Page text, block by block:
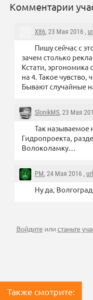
Комментарии
X86, 23 Мая 2016 , url
Пишу сейчас с
зачем столько
Кстати, эргономика
на 4. Такое чувство,
Бывают случайные
SlonikMS, 23 Мая
Так называемое
Гидропроекта,
Волоколамку…
PM, 24 Мая 2016 , url
Ну да,
Войдите илистаньте
Также смотрите: